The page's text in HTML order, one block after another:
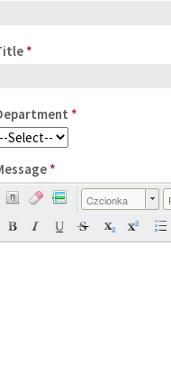
*
*
*
Czcionka